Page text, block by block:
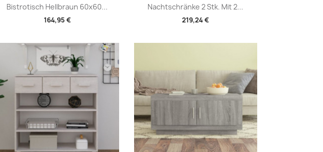
Bistrotisch Hellbraun 60x60...
164,95 €
 Vorschau Nachtschränke 2 Stk. Mit 2...
219,24 €
Vorschau